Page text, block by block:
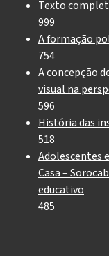
Texto
999
A formação
754
A concepção
visual na
596
História das
518
Adolescentes
Casa –
educativo
485